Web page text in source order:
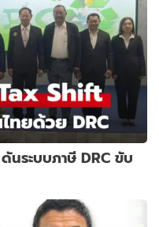
นระบบภาษี DRC ขับ